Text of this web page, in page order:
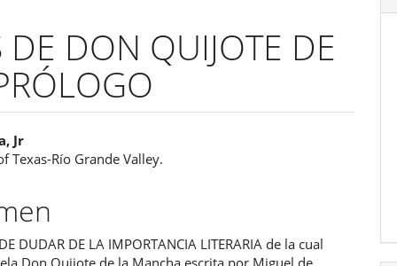
DON QUIJOTE DE
Jr
Texas-Río Grande Valley.
DUDAR DE LA IMPORTANCIA LITERARIA de la cual
Don Quijote de la Mancha escrita por Miguel de